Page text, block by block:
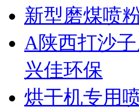
新型磨煤喷
A陕西打沙
兴佳环保
烘干机专用